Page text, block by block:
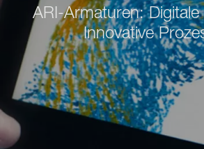
ARI-Armaturen:
Innovative